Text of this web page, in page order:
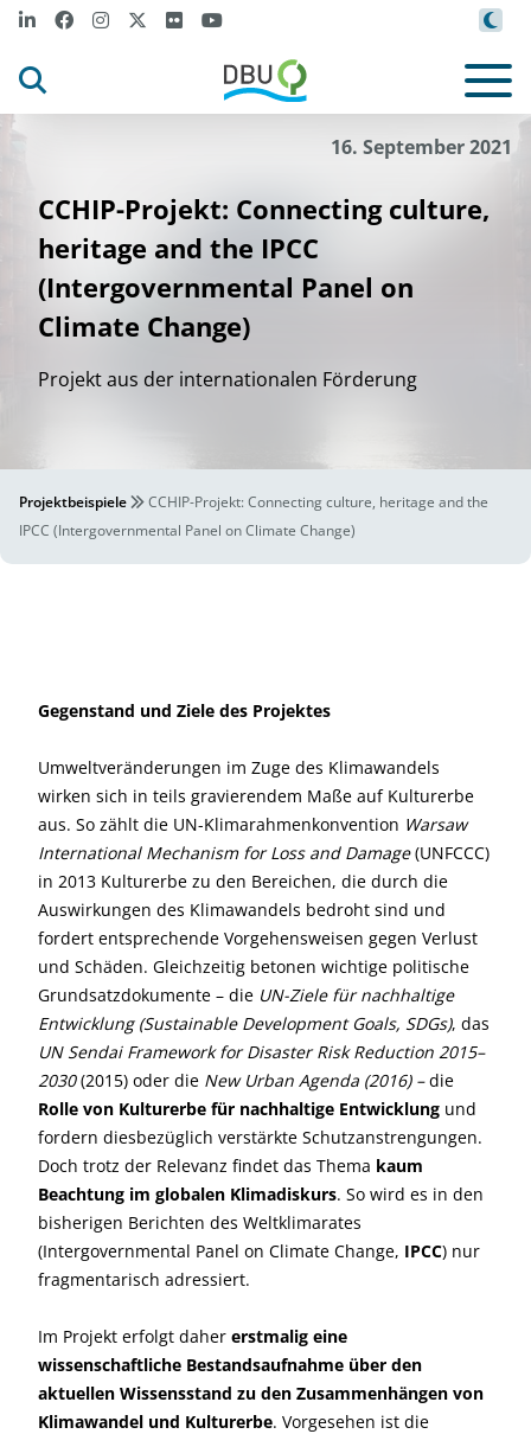
16. September 2021
CCHIP-Projekt: Connecting culture,
heritage and the IPCC
(Intergovernmental Panel on
Climate Change)
Projekt aus der internationalen Förderung
Projektbeispiele
CCHIP-Projekt: Connecting culture, heritage and the
IPCC (Intergovernmental Panel on Climate Change)
Gegenstand und Ziele des Projektes
Umweltveränderungen im Zuge des Klimawandels
wirken sich in teils gravierendem Maße auf Kulturerbe
aus. So zählt die UN-Klimarahmenkonvention Warsaw
International Mechanism for Loss and Damage(UNFCCC)
in 2013 Kulturerbe zu den Bereichen, die durch die
Auswirkungen des Klimawandels bedroht sind und
fordert entsprechende Vorgehensweisen gegen Verlust
und Schäden. Gleichzeitig betonen wichtige politische
Grundsatzdokumente – die UN-Ziele für nachhaltige
Entwicklung (Sustainable Development Goals, SDGs), das
UN Sendai Framework for Disaster Risk Reduction 2015–
2030(2015) oder die New Urban Agenda (2016) –die
Rolle von Kulturerbe für nachhaltige Entwicklung und
fordern diesbezüglich verstärkte Schutzanstrengungen.
Doch trotz der Relevanz findet das Thema kaum
Beachtung im globalen Klimadiskurs. So wird es in den
bisherigen Berichten des Weltklimarates
(Intergovernmental Panel on Climate Change, IPCC) nur
fragmentarisch adressiert.
Im Projekt erfolgt daher erstmalig eine
wissenschaftliche Bestandsaufnahme über den
aktuellen Wissensstand zu den Zusammenhängen von
Klimawandel und Kulturerbe. Vorgesehen ist die